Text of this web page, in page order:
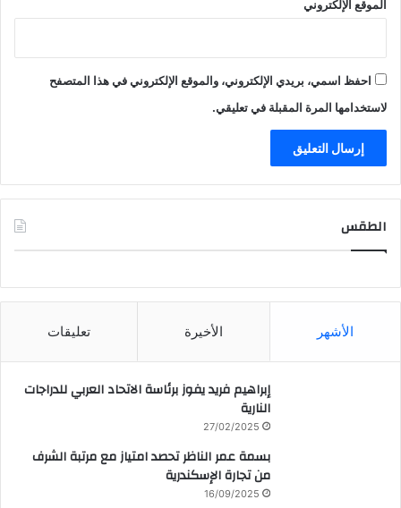
الموقع الإلكتروني
احفظ اسمي، بريدي الإلكتروني، والموقع الإلكتروني في هذا المتصفح
لاستخدامها المرة المقبلة في تعليقي.
الطقس
الأشهر الأخيرة تعليقات
إبراهيم فريد يفوز برئاسة الاتحاد العربي للدراجات
النارية
27/02/2025
بسمة عمر الناظر تحصد امتياز مع مرتبة الشرف
من تجارة الإسكندرية
16/09/2025